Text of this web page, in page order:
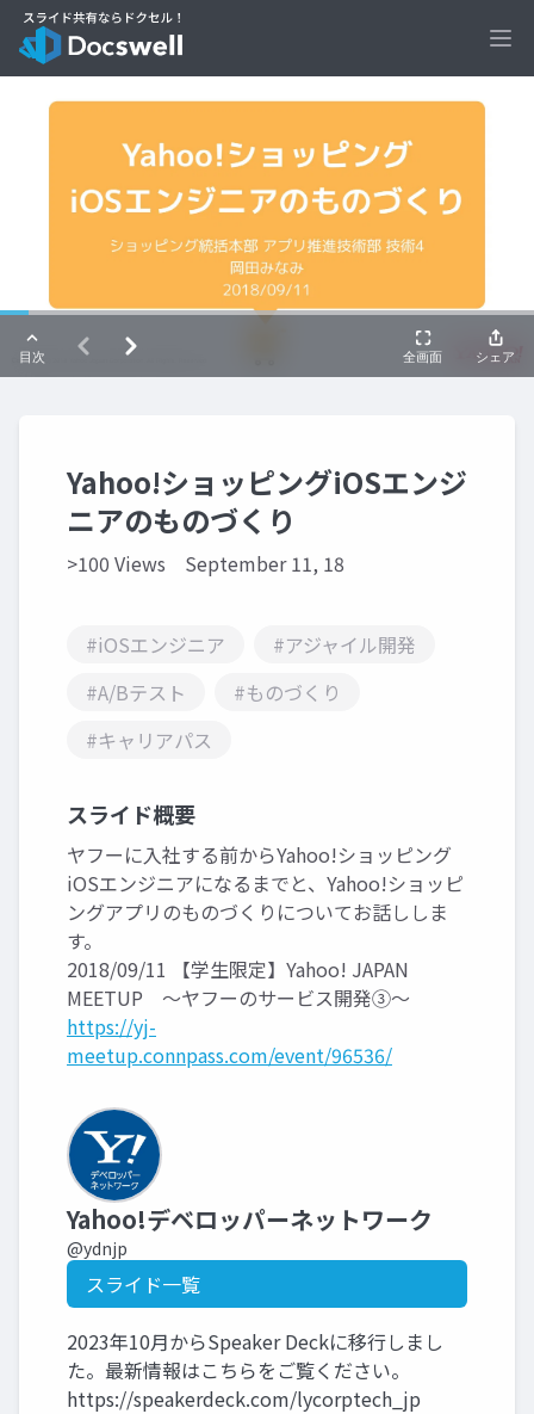
Yahoo!ショッピングiOSエンジ
ニアのものづくり
>100 Views September 11, 18
#iOSエンジニア
#アジャイル開発
#A/Bテスト
#ものづくり
#キャリアパス
スライド概要
ヤフーに入社する前からYahoo!ショッピング
iOSエンジニアになるまでと、Yahoo!ショッピ
ングアプリのものづくりについてお話ししま
す。
2018/09/11 【学生限定】Yahoo! JAPAN
MEETUP ～ヤフーのサービス開発③～
https://yj-
meetup.connpass.com/event/96536/
Yahoo!デベロッパーネットワーク
@ydnjp
スライド一覧
2023年10月からSpeaker Deckに移行しまし
た。最新情報はこちらをご覧ください。
https://speakerdeck.com/lycorptech_jp